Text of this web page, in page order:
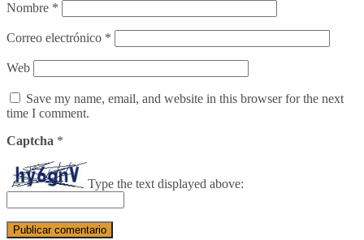
Nombre *
Correo electrónico *
Web
Save my name, email, and website in this browser for the next
time I comment.
Captcha *
Type the text displayed above: